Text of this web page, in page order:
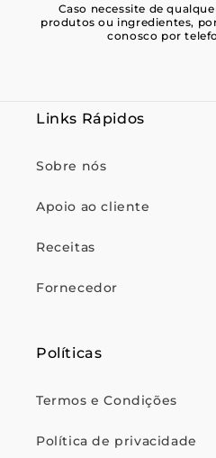
Caso necessite de
produtos ou ingredientes,
conosco por
Links Rápidos
Sobre nós
Apoio ao cliente
Receitas
Fornecedor
Políticas
Termos e Condições
Política de privacidade